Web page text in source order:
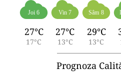
Joi 6
27°C
17°C
Vin 7
27°C
13°C
Sâm 8
29°C
13°C
Prognoza